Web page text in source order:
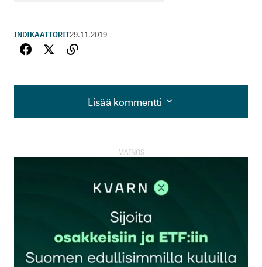
INDIKAATTORIT29.11.2019
Lisää kommentti
Lisää kommentti
kirjautua
rekisteröityä